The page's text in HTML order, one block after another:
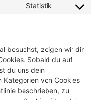
Statistik
besuchst, zeigen wir dir
Sobald du auf
du uns dein
Kategorien von Cookies
beschrieben, zu